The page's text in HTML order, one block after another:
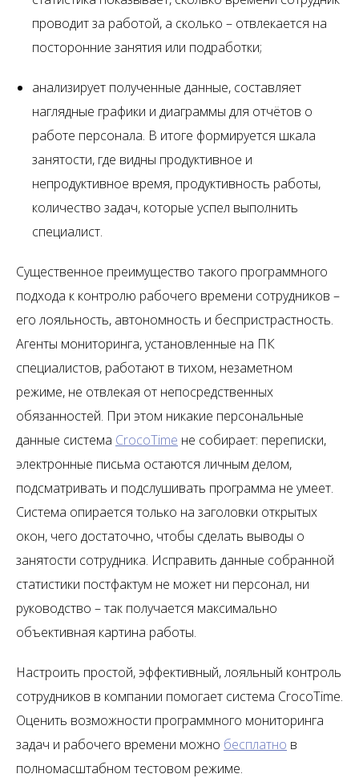
проводит за работой, а сколько – отвлекается на
посторонние занятия или подработки;
анализирует полученные данные, составляет
наглядные графики и диаграммы для отчётов о
работе персонала. В итоге формируется шкала
занятости, где видны продуктивное и
непродуктивное время, продуктивность работы,
количество задач, которые успел выполнить
специалист.
Существенное преимущество такого программного
подхода к контролю рабочего времени сотрудников –
его лояльность, автономность и беспристрастность.
Агенты мониторинга, установленные на ПК
специалистов, работают в тихом, незаметном
режиме, не отвлекая от непосредственных
обязанностей. При этом никакие персональные
данные система CrocoTime не собирает: переписки,
электронные письма остаются личным делом,
подсматривать и подслушивать программа не умеет.
Система опирается только на заголовки открытых
окон, чего достаточно, чтобы сделать выводы о
занятости сотрудника. Исправить данные собранной
статистики постфактум не может ни персонал, ни
руководство – так получается максимально
объективная картина работы.
Настроить простой, эффективный, лояльный контроль
сотрудников в компании помогает система CrocoTime.
Оценить возможности программного мониторинга
задач и рабочего времени можно бесплатно в
полномасштабном тестовом режиме.